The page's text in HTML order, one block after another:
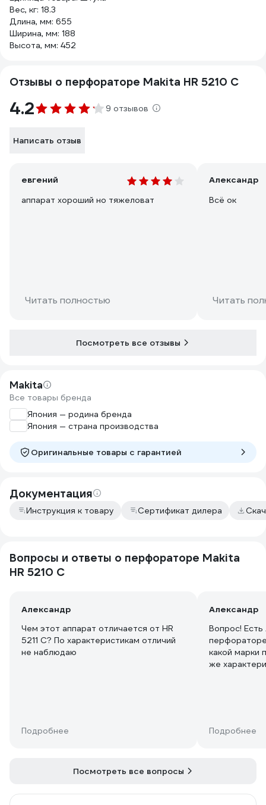
Вес, кг: 18.3
Длина, мм: 655
Ширина, мм: 188
Высота, мм: 452
Отзывы о перфораторе Makita HR 5210 C
4.2 9 отзывов
Написать отзыв
евгений
аппарат хороший но тяжеловат
Читать полностью
Александр
Всё ок
Читать
Посмотреть все отзывы
Makita
Все товары бренда
Япония — родина бренда
Япония — страна производства
Оригинальные товары c гарантией
Документация
Инструкция к товару Сертификат дилера
Вопросы и ответы о перфораторе Makita
HR 5210 C
Александр
Чем этот аппарат отличается от HR
5211 C? По характеристикам отличий
не наблюдаю
Подробнее
Александр
Вопрос!
какой марки
же
Подробнее
Посмотреть все вопросы